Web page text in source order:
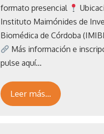
formato presencial
Instituto Maimónides de
Biomédica de Córdoba
Más información e
pulse aquí…
Leer más…